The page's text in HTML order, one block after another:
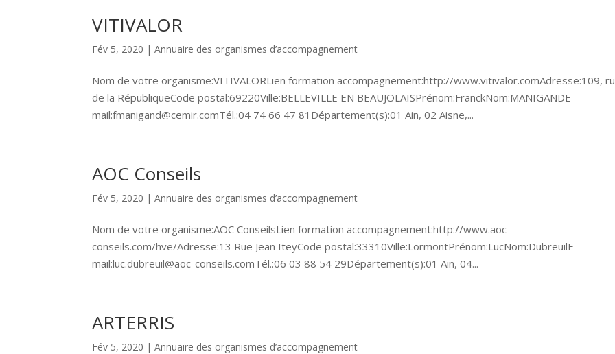
VITIVALOR
Fév 5, 2020 |Annuaire des organismes d’accompagnement
Nom de votre organisme:VITIVALORLien formation accompagnement:http://www.vitivalor.comAdresse:109,
de la RépubliqueCode postal:69220Ville:BELLEVILLE EN BEAUJOLAISPrénom:FranckNom:MANIGANDE-
mail:fmanigand@cemir.comTél.:04 74 66 47 81Département(s):01 Ain, 02 Aisne,...
AOC Conseils
Fév 5, 2020 |Annuaire des organismes d’accompagnement
Nom de votre organisme:AOC ConseilsLien formation accompagnement:http://www.aoc-
conseils.com/hve/Adresse:13 Rue Jean IteyCode postal:33310Ville:LormontPrénom:LucNom:DubreuilE-
mail:luc.dubreuil@aoc-conseils.comTél.:06 03 88 54 29Département(s):01 Ain, 04...
ARTERRIS
Fév 5, 2020 |Annuaire des organismes d’accompagnement